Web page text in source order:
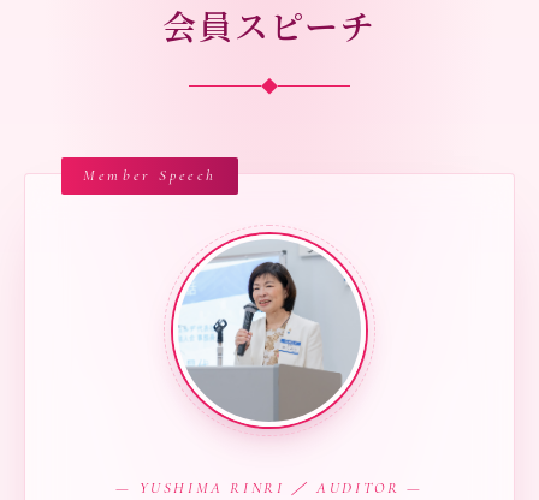
会員スピーチ
◆
— YUSHIMA RINRI ／ AUDITOR —